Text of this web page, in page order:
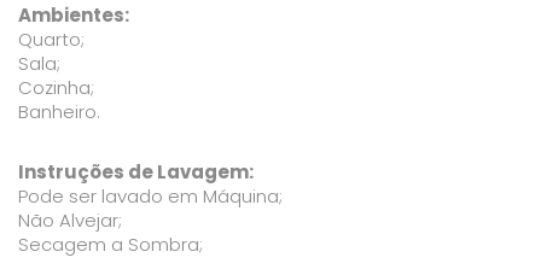
Ambientes:
Quarto;
Sala;
Cozinha;
Banheiro.
Instruções de Lavagem:
Pode ser lavado em Máquina;
Não Alvejar;
Secagem a Sombra;